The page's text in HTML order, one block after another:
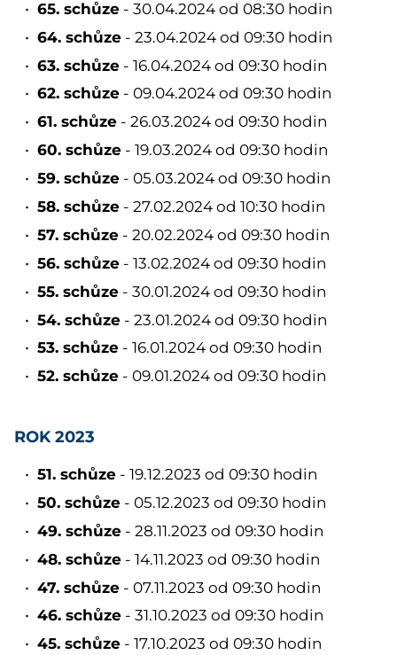
65. schůze- 30.04.2024 od 08:30 hodin
64. schůze- 23.04.2024 od 09:30 hodin
63. schůze- 16.04.2024 od 09:30 hodin
62. schůze- 09.04.2024 od 09:30 hodin
61. schůze- 26.03.2024 od 09:30 hodin
60. schůze- 19.03.2024 od 09:30 hodin
59. schůze- 05.03.2024 od 09:30 hodin
58. schůze- 27.02.2024 od 10:30 hodin
57. schůze- 20.02.2024 od 09:30 hodin
56. schůze- 13.02.2024 od 09:30 hodin
55. schůze- 30.01.2024 od 09:30 hodin
54. schůze- 23.01.2024 od 09:30 hodin
53. schůze- 16.01.2024 od 09:30 hodin
52. schůze- 09.01.2024 od 09:30 hodin
ROK 2023
51. schůze- 19.12.2023 od 09:30 hodin
50. schůze- 05.12.2023 od 09:30 hodin
49. schůze- 28.11.2023 od 09:30 hodin
48. schůze- 14.11.2023 od 09:30 hodin
47. schůze- 07.11.2023 od 09:30 hodin
46. schůze- 31.10.2023 od 09:30 hodin
45. schůze- 17.10.2023 od 09:30 hodin